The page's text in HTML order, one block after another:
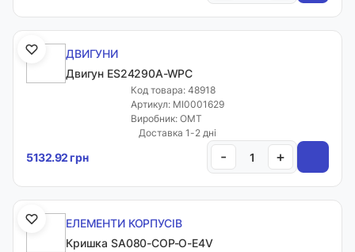
ДВИГУНИ
Двигун ES24290A-WPC
Код товара: 48918
Артикул: MI0001629
Виробник: OMT
Доставка 1-2 дні
5132.92 грн - +
ЕЛЕМЕНТИ КОРПУСІВ
Кришка SA080-COP-O-E4V